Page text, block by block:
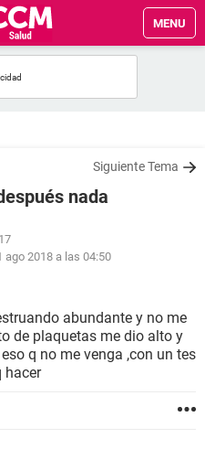
MENU
Siguiente Tema
nada
ago 2018 a las 04:50
abundante y no me
de plaquetas me dio alto y
q no me venga ,con un tes
hacer